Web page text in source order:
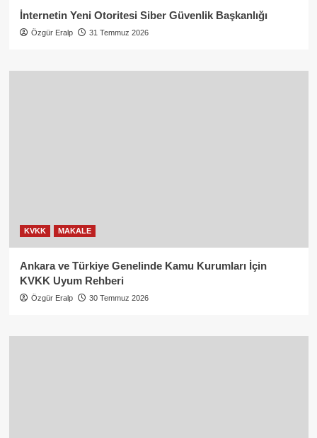
İnternetin Yeni Otoritesi Siber Güvenlik Başkanlığı
Özgür Eralp 31 Temmuz 2026
KVKK MAKALE
Ankara ve Türkiye Genelinde Kamu Kurumları İçin
KVKK Uyum Rehberi
Özgür Eralp 30 Temmuz 2026